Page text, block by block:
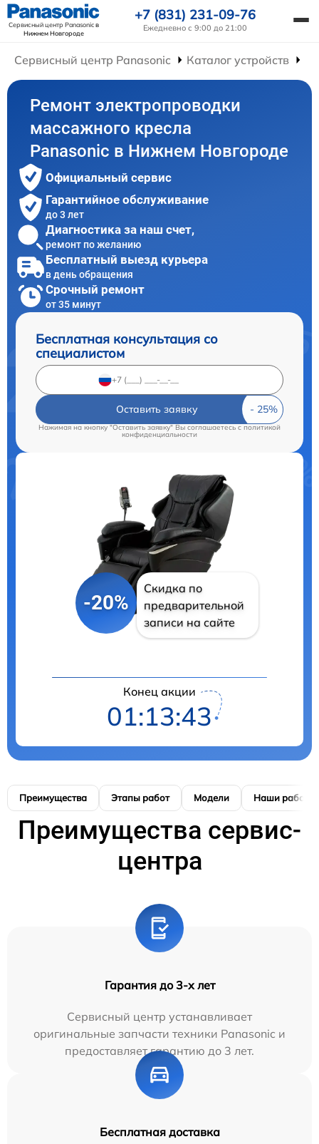
Сервисный центр Panasonicв
Нижнем Новгороде
+7 (831) 231-09-76
Ежедневно с 9:00 до 21:00
Сервисный центр Panasonic Каталог устройств
Ремонт электропроводки
массажного кресла
Panasonic в Нижнем Новгороде
Официальный сервис
Гарантийное обслуживание
до 3 лет
Диагностика за наш счет,
ремонт по желанию
Бесплатный выезд курьера
в день обращения
Срочный ремонт
от 35 минут
Бесплатная консультация со
специалистом
Оставить заявку
Нажимая на кнопку "Оставить заявку" Вы соглашаетесь cполитикой
конфиденциальности
-20%
Скидка по
предварительной
записи на сайте
Конец акции
01:13:42
Преимущества Этапы работ Модели Наши работы
Преимущества сервис-
центра
Гарантия до 3-х лет
Сервисный центр устанавливает
оригинальные запчасти техники Panasonic и
предоставляет гарантию до 3 лет.
Бесплатная доставка